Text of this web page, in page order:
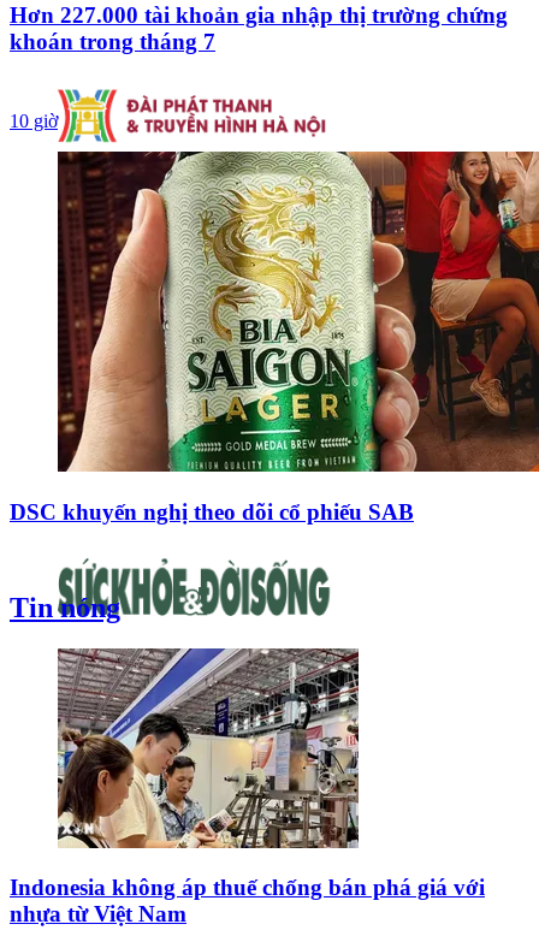
Hơn 227.000 tài khoản gia nhập thị trường chứng
khoán trong tháng 7
10 giờ
DSC khuyến nghị theo dõi cổ phiếu SAB
Tin nóng
Indonesia không áp thuế chống bán phá giá với
nhựa từ Việt Nam